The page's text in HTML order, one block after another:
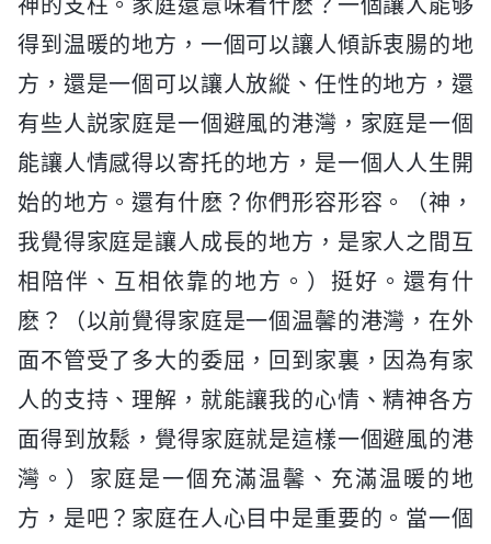
神的支柱。家庭還意味着什麽？一個讓人能够
得到温暖的地方，一個可以讓人傾訴衷腸的地
方，還是一個可以讓人放縱、任性的地方，還
有些人説家庭是一個避風的港灣，家庭是一個
能讓人情感得以寄托的地方，是一個人人生開
始的地方。還有什麽？你們形容形容。（神，
我覺得家庭是讓人成長的地方，是家人之間互
相陪伴、互相依靠的地方。）挺好。還有什
麽？（以前覺得家庭是一個温馨的港灣，在外
面不管受了多大的委屈，回到家裏，因為有家
人的支持、理解，就能讓我的心情、精神各方
面得到放鬆，覺得家庭就是這樣一個避風的港
灣。）家庭是一個充滿温馨、充滿温暖的地
方，是吧？家庭在人心目中是重要的。當一個